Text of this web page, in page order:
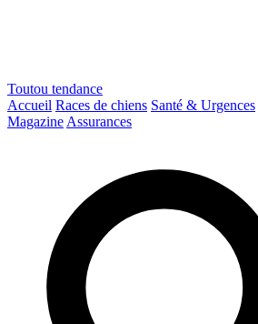
Toutou tendance
Accueil Races de chiens Santé & Urgences
Magazine Assurances